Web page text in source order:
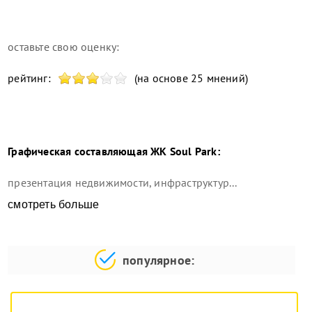
оставьте свою оценку:
рейтинг: (на основе 25 мнений)
Графическая составляющая ЖК Soul Park:
презентация недвижимости, инфраструктур...
смотреть больше
популярное: